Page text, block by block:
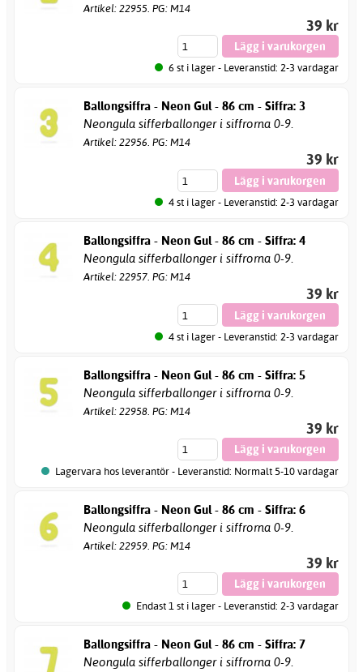
Artikel: 22955. PG: M14
39 kr
6 st i lager - Leveranstid: 2-3 vardagar
Ballongsiffra - Neon Gul - 86 cm - Siffra: 3
Neongula sifferballonger i siffrorna 0-9.
Artikel: 22956. PG: M14
39 kr
4 st i lager - Leveranstid: 2-3 vardagar
Ballongsiffra - Neon Gul - 86 cm - Siffra: 4
Neongula sifferballonger i siffrorna 0-9.
Artikel: 22957. PG: M14
39 kr
4 st i lager - Leveranstid: 2-3 vardagar
Ballongsiffra - Neon Gul - 86 cm - Siffra: 5
Neongula sifferballonger i siffrorna 0-9.
Artikel: 22958. PG: M14
39 kr
Lagervara hos leverantör - Leveranstid: Normalt 5-10 vardagar
Ballongsiffra - Neon Gul - 86 cm - Siffra: 6
Neongula sifferballonger i siffrorna 0-9.
Artikel: 22959. PG: M14
39 kr
Endast 1 st i lager - Leveranstid: 2-3 vardagar
Ballongsiffra - Neon Gul - 86 cm - Siffra: 7
Neongula sifferballonger i siffrorna 0-9.